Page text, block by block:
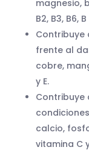
magnesio,
B2, B3, B6,
Contribuye
frente al
cobre,
y E.
Contribuye
calcio,
vitamina C